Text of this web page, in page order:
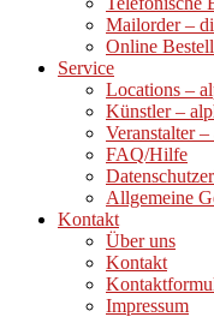
Mailorder –
Online
Service
Locations –
Künstler –
Veranstalter
FAQ/Hilfe
Allgemeine
Kontakt
Über uns
Kontakt
Impressum